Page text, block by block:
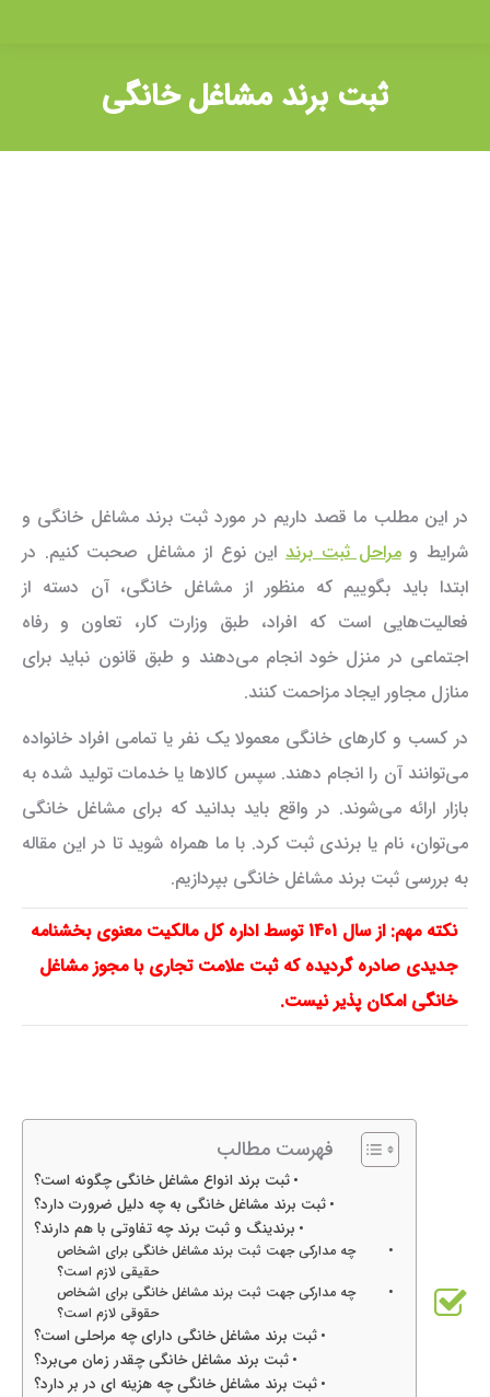
ثبت برند مشاغل خانگی
در این مطلب ما قصد داریم در مورد ثبت برند مشاغل خانگی و
شرایط ومراحل ثبت برنداین نوع از مشاغل صحبت کنیم. در
ابتدا باید بگوییم که منظور از مشاغل خانگی، آن دسته از
فعالیت‌هایی است که افراد، طبق وزارت کار، تعاون و رفاه
اجتماعی در منزل خود انجام می‌دهند و طبق قانون نباید برای
منازل مجاور ایجاد مزاحمت کنند.
در کسب و کارهای خانگی معمولا یک نفر یا تمامی افراد خانواده
می‌توانند آن را انجام دهند. سپس کالاها یا خدمات تولید شده به
بازار ارائه می‌شوند. در واقع باید بدانید که برای مشاغل خانگی
می‌توان، نام یا برندی ثبت کرد. با ما همراه شوید تا در این مقاله
به بررسی ثبت برند مشاغل خانگی بپردازیم.
نکته مهم: از سال 1401 توسط اداره کل مالکیت معنوی بخشنامه
جدیدی صادره گردیده که ثبت علامت تجاری با مجوز مشاغل
خانگی امکان پذیر نیست.
فهرست مطالب
ثبت برند انواع مشاغل خانگی چگونه است؟
ثبت برند مشاغل خانگی به چه دلیل ضرورت دارد؟
برندینگ و ثبت برند چه تفاوتی با هم دارند؟
چه مدارکی جهت ثبت برند مشاغل خانگی برای اشخاص
حقیقی لازم است؟
چه مدارکی جهت ثبت برند مشاغل خانگی برای اشخاص
حقوقی لازم است؟
ثبت برند مشاغل خانگی دارای چه مراحلی است؟
ثبت برند مشاغل خانگی چقدر زمان می‌برد؟
ثبت برند مشاغل خانگی چه هزینه ای در بر دارد؟